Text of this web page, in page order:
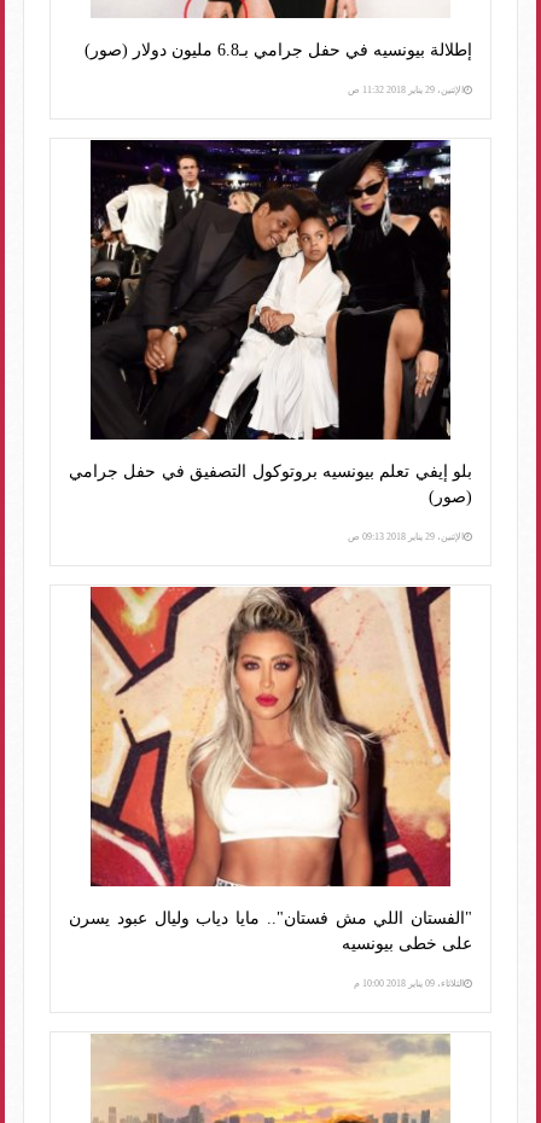
إطلالة بيونسيه في حفل جرامي بـ6.8 مليون دولار (صور)
الإثنين، 29 يناير 2018 11:32 ص
بلو إيفي تعلم بيونسيه بروتوكول التصفيق في حفل جرامي
(صور)
الإثنين، 29 يناير 2018 09:13 ص
"الفستان اللي مش فستان".. مايا دياب وليال عبود يسرن
على خطى بيونسيه
الثلاثاء، 09 يناير 2018 10:00 م